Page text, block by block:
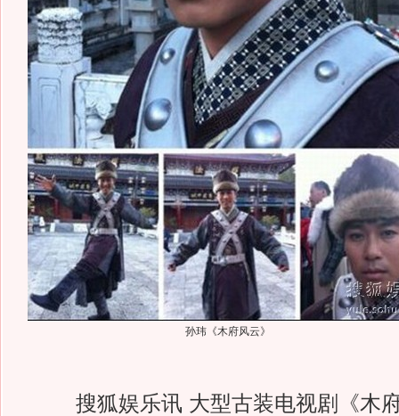
孙玮《木府风云》
搜狐娱乐讯 大型古装电视剧《木